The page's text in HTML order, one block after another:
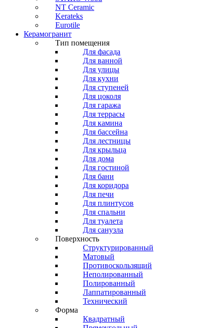
NT Ceramic
Kerateks
Eurotile
Керамогранит
Тип помещения
Для фасада
Для ванной
Для улицы
Для кухни
Для ступеней
Для цоколя
Для гаража
Для террасы
Для камина
Для бассейна
Для лестницы
Для крыльца
Для дома
Для гостиной
Для бани
Для коридора
Для печи
Для плинтусов
Для спальни
Для туалета
Для санузла
Поверхность
Структурированный
Матовый
Противоскользящий
Неполированный
Полированный
Лаппатированный
Технический
Форма
Квадратный